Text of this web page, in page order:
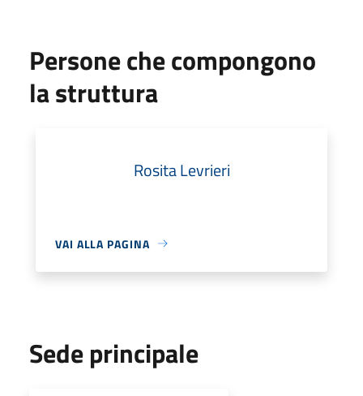
Persone che compongono
la struttura
Rosita Levrieri
VAI ALLA PAGINA
Sede principale